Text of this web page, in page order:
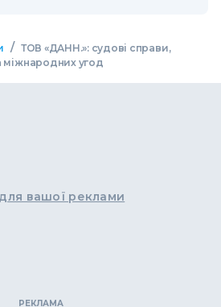
/ ТОВ «ДАНН.»: судові справи,
міжнародних угод
вашої реклами